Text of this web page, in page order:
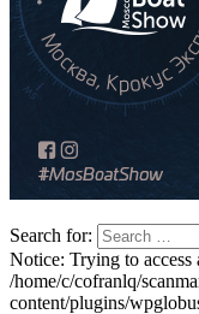
Search for:
Notice: Trying to
/home/c/cofranlq/
content/plugins/